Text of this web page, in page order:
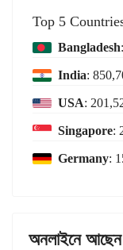
Top 5
Bangladesh
India:
USA:
Singapore:
Germany:
অনলাইনে আছেন